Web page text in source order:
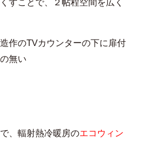
すことで、２帖程空間を広く
作のTVカウンターの下に扉付
無い
、輻射熱冷暖房のエコウィン